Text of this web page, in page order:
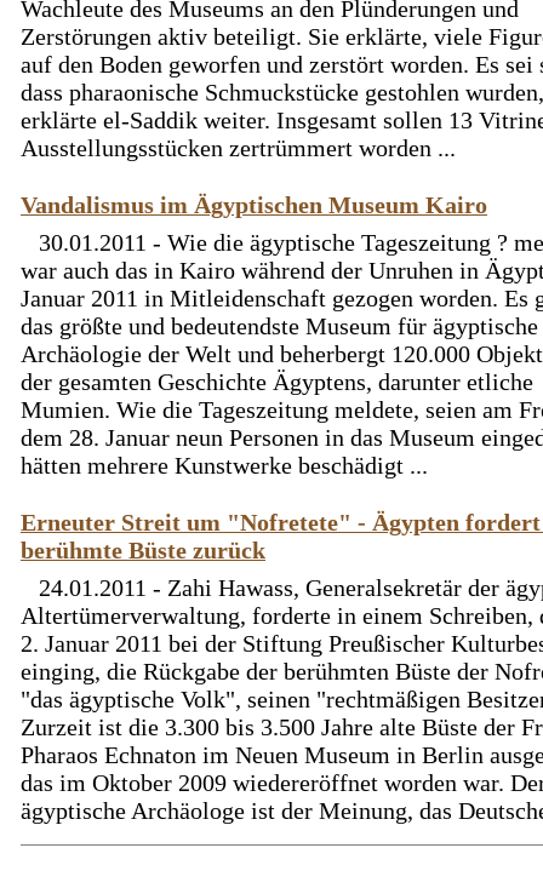
Wachleute des Museums an den Plünderungen und
Zerstörungen aktiv beteiligt. Sie erklärte, viele
auf den Boden geworfen und zerstört worden. Es sei
dass pharaonische Schmuckstücke gestohlen wurden,
erklärte el-Saddik weiter. Insgesamt sollen 13
Ausstellungsstücken zertrümmert worden ...
Vandalismus im Ägyptischen Museum Kairo
30.01.2011 - Wie die ägyptische Tageszeitung ?
war auch das in Kairo während der Unruhen in
Januar 2011 in Mitleidenschaft gezogen worden. Es
das größte und bedeutendste Museum für ägyptische
Archäologie der Welt und beherbergt 120.000
der gesamten Geschichte Ägyptens, darunter etliche
Mumien. Wie die Tageszeitung meldete, seien am
dem 28. Januar neun Personen in das Museum
hätten mehrere Kunstwerke beschädigt ...
Erneuter Streit um "Nofretete" - Ägypten
berühmte Büste zurück
24.01.2011 - Zahi Hawass, Generalsekretär der
Altertümerverwaltung, forderte in einem Schreiben,
2. Januar 2011 bei der Stiftung Preußischer
einging, die Rückgabe der berühmten Büste der
"das ägyptische Volk", seinen "rechtmäßigen
Zurzeit ist die 3.300 bis 3.500 Jahre alte Büste der
Pharaos Echnaton im Neuen Museum in Berlin
das im Oktober 2009 wiedereröffnet worden war.
ägyptische Archäologe ist der Meinung, das